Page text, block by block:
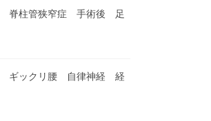
柱管狭窄症 手術後 足
ックリ腰 自律神経 経